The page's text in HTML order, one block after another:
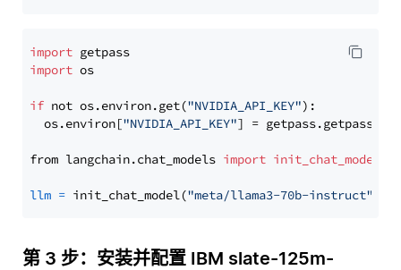
import
import os
if not os.environ.get("NVIDIA_API_KEY"):
  os.environ[
"NVIDIA_API_KEY"] = getpass.getpass(
from langchain.chat_models import init_chat_model
llm = init_chat_model("meta/llama3-70b-instruct"
第 3 步：安装并配置 IBM slate-125m-